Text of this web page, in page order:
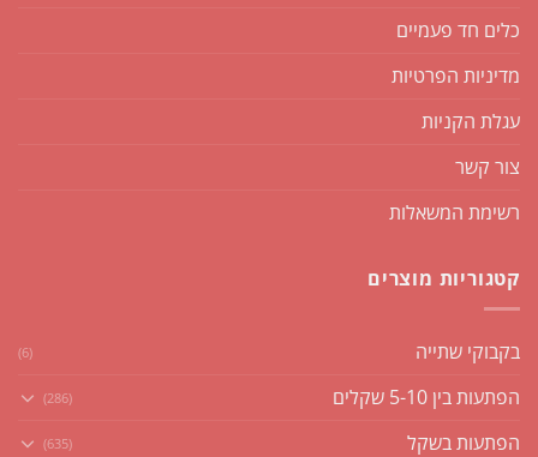
כלים חד פעמיים
מדיניות הפרטיות
עגלת הקניות
צור קשר
רשימת המשאלות
קטגוריות מוצרים
בקבוקי שתייה (6)
הפתעות בין 5-10 שקלים (286)
הפתעות בשקל (635)